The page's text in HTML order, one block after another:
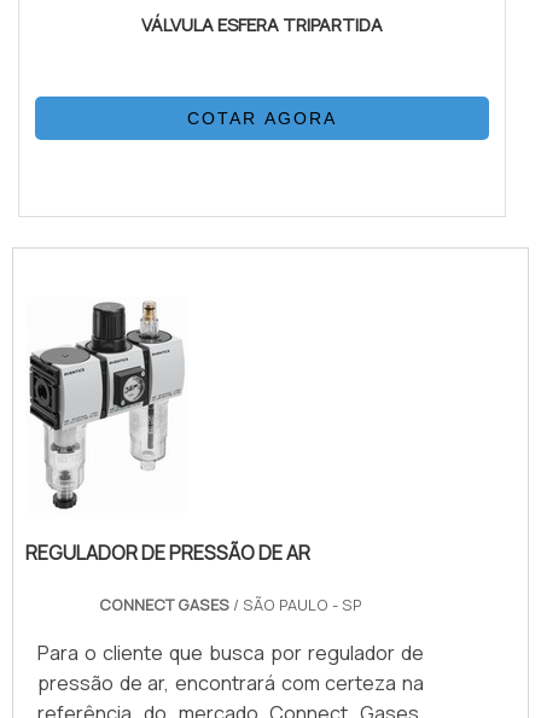
VÁLVULA ESFERA TRIPARTIDA
COTAR AGORA
REGULADOR DE PRESSÃO DE AR
CONNECT GASES / SÃO PAULO - SP
Para o cliente que busca por regulador de
pressão de ar, encontrará com certeza na